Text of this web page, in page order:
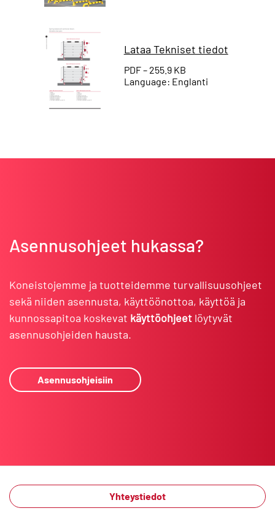
Lataa Tekniset tiedot
PDF – 255.9 KB
Language: Englanti
Asennusohjeet hukassa?
Koneistojemme ja tuotteidemme turvallisuusohjeet
sekä niiden asennusta, käyttöönottoa, käyttöä ja
kunnossapitoa koskevat käyttöohjeet löytyvät
asennusohjeiden hausta.
Asennusohjeisiin
Yhteystiedot